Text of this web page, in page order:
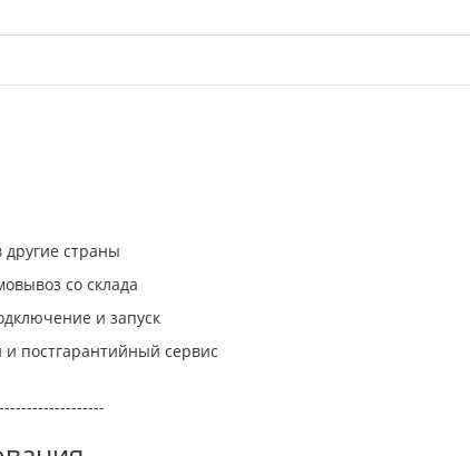
другие страны
со склада
и запуск
постгарантийный сервис